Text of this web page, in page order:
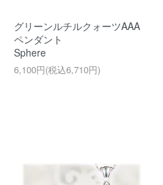
グリーンルチルクォーツAAA
ペンダント
Sphere
6,100円(税込6,710円)